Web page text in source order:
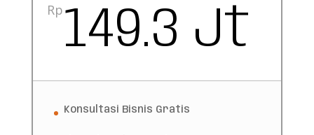
Rp149.3 Jt
Konsultasi Bisnis Gratis